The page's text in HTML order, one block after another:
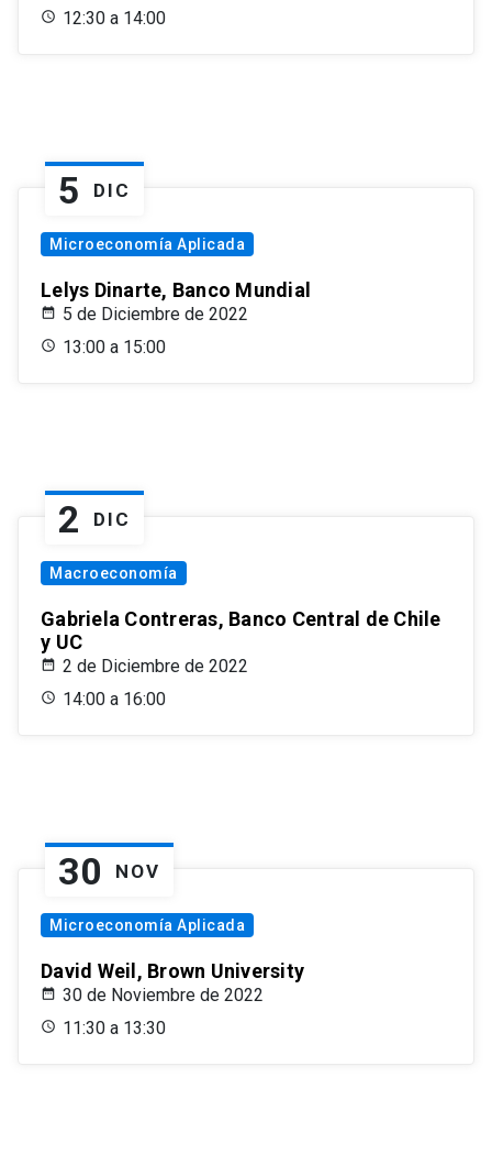
12:30 a 14:00
5 DIC
Microeconomía Aplicada
Lelys Dinarte, Banco Mundial
5 de Diciembre de 2022
13:00 a 15:00
2 DIC
Macroeconomía
Gabriela Contreras, Banco Central de Chile
y UC
2 de Diciembre de 2022
14:00 a 16:00
30 NOV
Microeconomía Aplicada
David Weil, Brown University
30 de Noviembre de 2022
11:30 a 13:30